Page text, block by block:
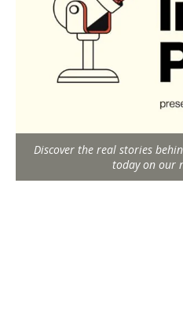
Discover the real stories
today on our